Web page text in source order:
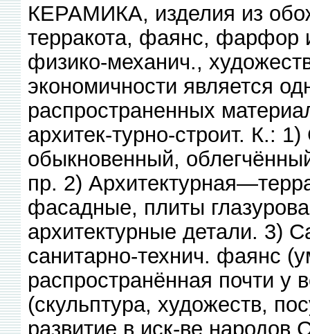
КЕРАМИКА, изделия из
терракота, фаянс, фарфор
физико-механич.,
экономичности является
распространенных
архитек-турно-строит. К.:
обыкновенный,
пр. 2)
фасадные, плиты
архитектурные детали. 3)
санитарно-технич. фаянс
распространённая почти у
(скульптура, художеств,
развитие в иск-ве народов